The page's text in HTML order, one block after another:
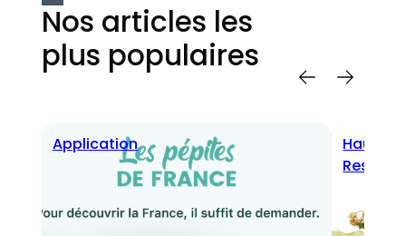
Nos articles les
plus populaires
Application
Haute-